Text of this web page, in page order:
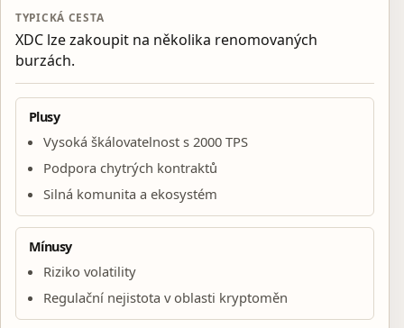
TYPICKÁ CESTA
XDC lze zakoupit na několika renomovaných
burzách.
Plusy
Vysoká škálovatelnost s 2000 TPS
Podpora chytrých kontraktů
Silná komunita a ekosystém
Mínusy
Riziko volatility
Regulační nejistota v oblasti kryptoměn